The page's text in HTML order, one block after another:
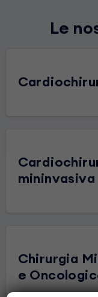
Le
mininvasiva
Chirurgia
e